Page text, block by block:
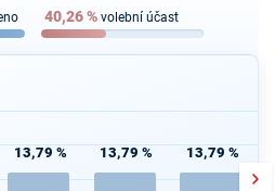
40,26% volební účast
13,79 % 13,79 % 13,79 %